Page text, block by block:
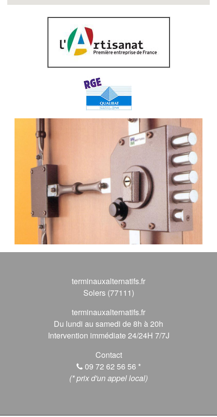
terminauxalternatifs.fr
Solers (77111)
terminauxalternatifs.fr
Du lundi au samedi de 8h à 20h
Intervention immédiate 24/24H 7/7J
Contact
09 72 62 56 56 *
(* prix d'un appel local)